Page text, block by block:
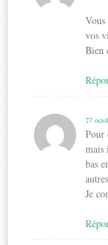
vos
Bien
27
Pour
mais
bas
Je